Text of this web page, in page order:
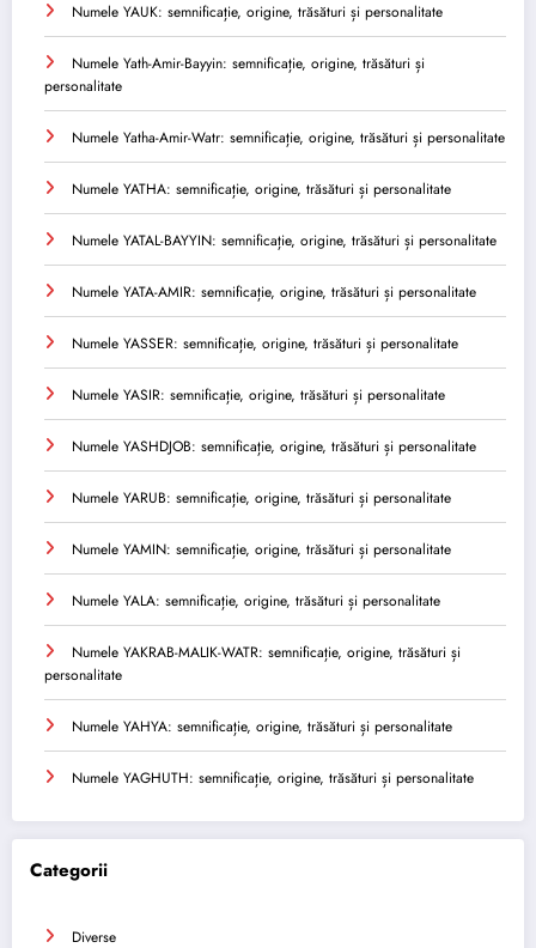
Numele YAUK: semnificație, origine, trăsături și personalitate
Numele Yath-Amir-Bayyin: semnificație, origine, trăsături și
personalitate
Numele Yatha-Amir-Watr: semnificație, origine, trăsături și personalitate
Numele YATHA: semnificație, origine, trăsături și personalitate
Numele YATAL-BAYYIN: semnificație, origine, trăsături și personalitate
Numele YATA-AMIR: semnificație, origine, trăsături și personalitate
Numele YASSER: semnificație, origine, trăsături și personalitate
Numele YASIR: semnificație, origine, trăsături și personalitate
Numele YASHDJOB: semnificație, origine, trăsături și personalitate
Numele YARUB: semnificație, origine, trăsături și personalitate
Numele YAMIN: semnificație, origine, trăsături și personalitate
Numele YALA: semnificație, origine, trăsături și personalitate
Numele YAKRAB-MALIK-WATR: semnificație, origine, trăsături și
personalitate
Numele YAHYA: semnificație, origine, trăsături și personalitate
Numele YAGHUTH: semnificație, origine, trăsături și personalitate
Categorii
Diverse